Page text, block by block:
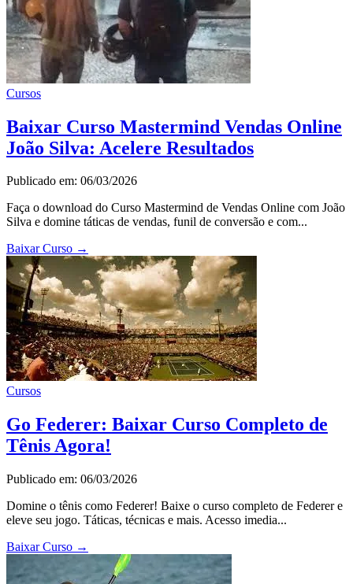
Cursos
Baixar Curso Mastermind Vendas Online
João Silva: Acelere Resultados
Publicado em: 06/03/2026
Faça o download do Curso Mastermind de Vendas Online com João
Silva e domine táticas de vendas, funil de conversão e com...
Baixar Curso →
Cursos
Go Federer: Baixar Curso Completo de
Tênis Agora!
Publicado em: 06/03/2026
Domine o tênis como Federer! Baixe o curso completo de Federer e
eleve seu jogo. Táticas, técnicas e mais. Acesso imedia...
Baixar Curso →